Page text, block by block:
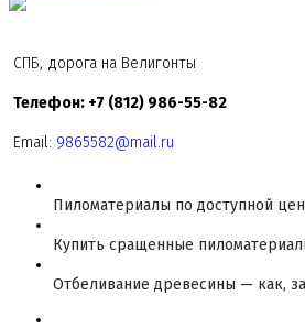
СПБ, дорога на Велигонты
Телефон: +7 (812) 986-55-82
Email: 9865582@mail.ru
Пиломатериалы по доступной
Купить сращенные
Отбеливание древесины — как,